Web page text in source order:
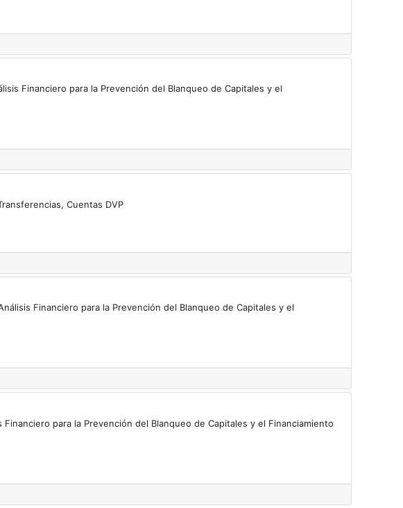
Financiero para la Prevención del Blanqueo de Capitales y el
Cuentas DVP
Financiero para la Prevención del Blanqueo de Capitales y el
para la Prevención del Blanqueo de Capitales y el Financiamiento